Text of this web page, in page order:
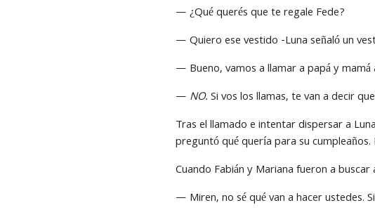
— ¿Qué querés que te regale Fede?
— Quiero ese vestido -Luna señaló un
— Bueno, vamos a llamar a papá y mamá
— NO.Si vos los llamas, te van a decir que
Tras el llamado e intentar dispersar a
preguntó qué quería para su cumpleaños.
Cuando Fabián y Mariana fueron a
— Miren, no sé qué van a hacer ustedes.